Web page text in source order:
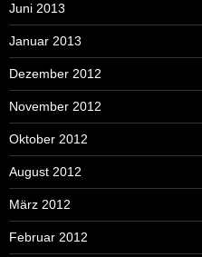
Juni 2013
Januar 2013
Dezember 2012
November 2012
Oktober 2012
August 2012
März 2012
Februar 2012